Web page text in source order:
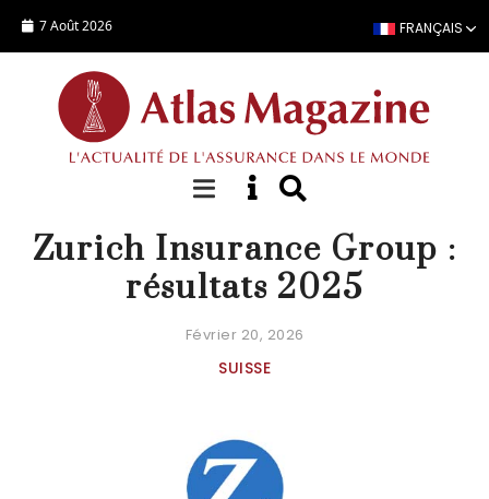
7 Août 2026 FRANÇAIS
ACTUALITÉ
Zurich Insurance Group :
résultats 2025
Février 20, 2026
SUISSE